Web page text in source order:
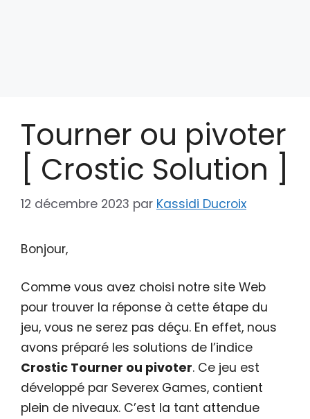
Tourner ou pivoter
[ Crostic Solution ]
12 décembre 2023 par Kassidi Ducroix
Bonjour,
Comme vous avez choisi notre site Web
pour trouver la réponse à cette étape du
jeu, vous ne serez pas déçu. En effet, nous
avons préparé les solutions de l’indice
Crostic Tourner ou pivoter. Ce jeu est
développé par Severex Games, contient
plein de niveaux. C’est la tant attendue